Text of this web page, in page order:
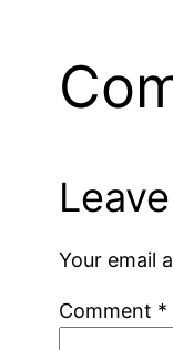
Your email
Comment *